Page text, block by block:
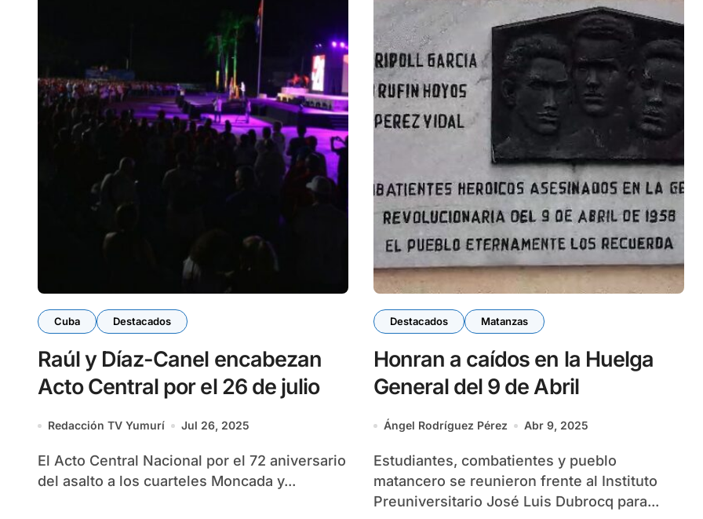
Cuba Destacados
Raúl y Díaz-Canel encabezan
Acto Central por el 26 de julio
Redacción TV Yumurí Jul 26, 2025
El Acto Central Nacional por el 72 aniversario
del asalto a los cuarteles Moncada y...
Destacados Matanzas
Honran a caídos en la Huelga
General del 9 de Abril
Ángel Rodríguez Pérez Abr 9, 2025
Estudiantes, combatientes y pueblo
matancero se reunieron frente al Instituto
Preuniversitario José Luis Dubrocq para...